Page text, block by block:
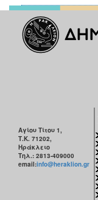
Αγίου Τίτου 1,
Τ.Κ. 71202,
Ηράκλειο
Τηλ.: 2813-409000
email:info@heraklion.gr